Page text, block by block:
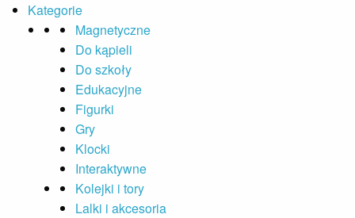
Kategorie
Magnetyczne
Do kąpieli
Do szkoły
Edukacyjne
Figurki
Gry
Klocki
Interaktywne
Kolejki i tory
Lalki i akcesoria